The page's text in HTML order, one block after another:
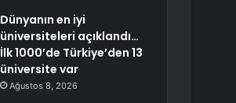
Dünyanın en iyi
üniversiteleri açıklandı…
İlk 1000’de Türkiye’den 13
üniversite var
Ağustos 8, 2026